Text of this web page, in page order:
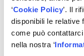
‘Cookie Policy’. Il
disponibili le relative
come può
nella nostra ‘
Cida.
I numeri: